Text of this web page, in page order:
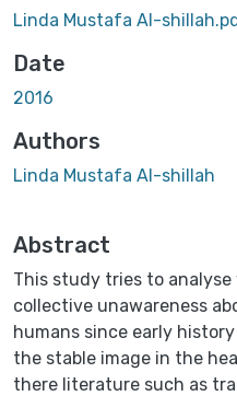
Linda Mustafa Al-
Date
2016
Authors
Linda Mustafa Al-shillah
Abstract
This study tries to
collective unawareness
humans since early
the stable image in the
there literature such as